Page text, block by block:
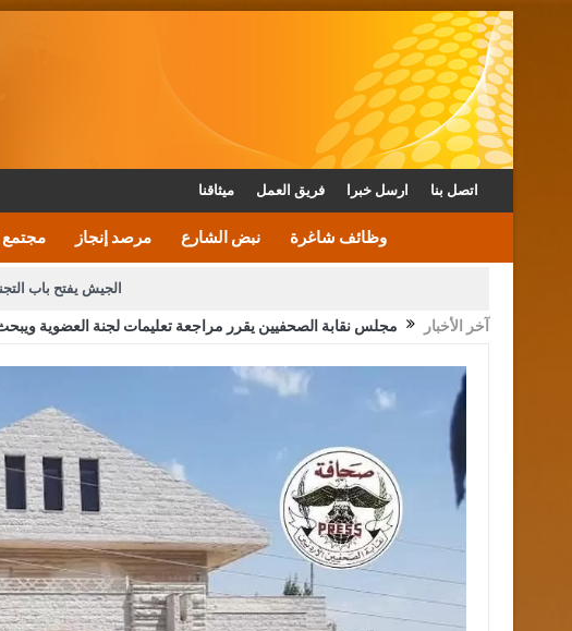
ميثاقنا فريق العمل ارسل خبرا اتصل بنا
مجتمع مرصد إنجاز نبض الشارع وظائف شاغرة
الجيش يفتح باب
الأمن يتلف 16 مليون حبة كبتاجون و1480 كغم مواد مخدرة
القاضي يلتقي رؤساء تحرير الصحف اليومية
الملك
آخر الأخبار مجلس نقابة الصحفيين يقرر مراجعة تعليمات لجنة العضوية ويبحث